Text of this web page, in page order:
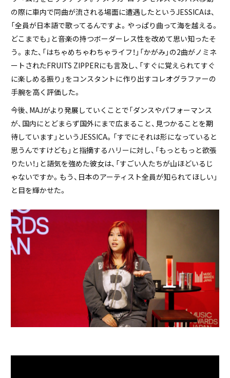
の際に車内で同曲が流される場面に遭遇したというJESSICAは、
「全員が日本語で歌ってるんですよ。やっぱり曲って海を越える。
どこまでも」と音楽の持つボーダーレス性を改めて思い知ったそ
う。また、「はちゃめちゃわちゃライフ！」「かがみ」の2曲がノミネ
ートされたFRUITS ZIPPERにも言及し、「すぐに覚えられてすぐ
に楽しめる振り」をコンスタントに作り出すコレオグラファーの
手腕を高く評価した。
今後、MAJがより発展していくことで「ダンスやパフォーマンス
が、国内にとどまらず国外にまで広まること、見つかることを期
待しています」というJESSICA。「すでにそれは形になっていると
思うんですけども」と指摘するハリーに対し、「もっともっと欲張
りたい！」と語気を強めた彼女は、「すごい人たちが山ほどいるじ
ゃないですか。もう、日本のアーティスト全員が知られてほしい」
と目を輝かせた。